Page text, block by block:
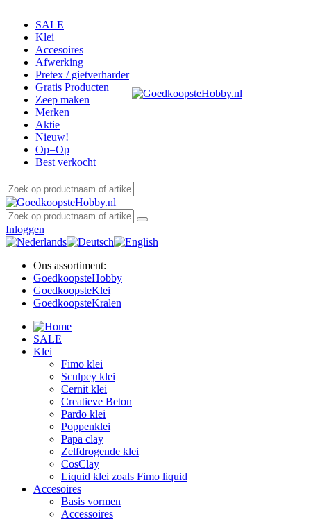
SALE
Klei
Accesoires
Afwerking
Pretex / gietverharder
Gratis Producten
Zeep maken
Merken
Aktie
Nieuw!
Op=Op
Best verkocht
Inloggen
Ons assortiment:
GoedkoopsteHobby
GoedkoopsteKlei
GoedkoopsteKralen
SALE
Klei
Fimo klei
Sculpey klei
Cernit klei
Creatieve Beton
Pardo klei
Poppenklei
Papa clay
Zelfdrogende klei
CosClay
Liquid klei zoals Fimo liquid
Accesoires
Basis vormen
Accessoires